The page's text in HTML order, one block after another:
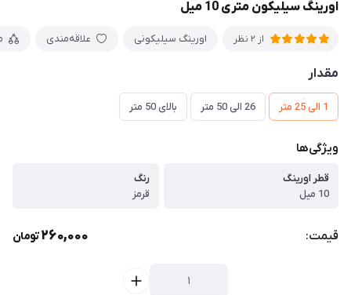
اورینگ سیلیکون متری 10 میل
از 2 نظر اورینگ سیلیکونی علاقه‌مندی
مقدار
1 الی 25 متر 26 الی 50 متر بالای 50 متر
ویژگی‌ها
قطر اورینگ
10 میل
رنگ
قرمز
قیمت: 260,000تومان